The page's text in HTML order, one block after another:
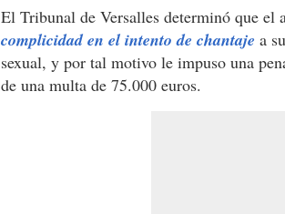
El Tribunal de Versalles determinó que el
complicidad en el intento de chantaje a
sexual, y por tal motivo le impuso una
de una multa de 75.000 euros.